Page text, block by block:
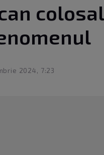
2024, 7:23